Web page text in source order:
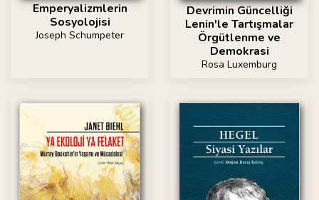
Emperyalizmlerin
Sosyolojisi
Joseph Schumpeter
Devrimin Güncelliği
Lenin'le Tartışmalar
Örgütlenme ve
Demokrasi
Rosa Luxemburg